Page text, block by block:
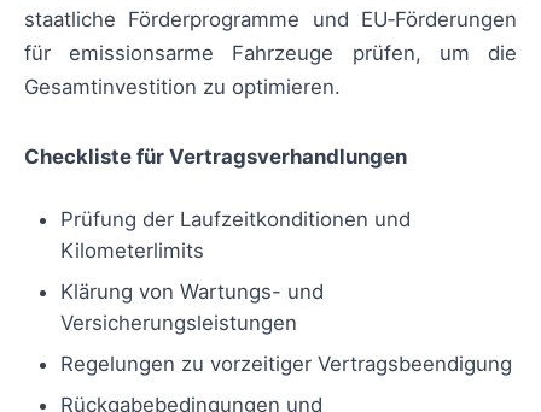
staatliche Förderprogramme und EU‑Förderungen
für emissionsarme Fahrzeuge prüfen, um die
Gesamtinvestition zu optimieren.
Checkliste für Vertragsverhandlungen
Prüfung der Laufzeitkonditionen und
Kilometerlimits
Klärung von Wartungs- und
Versicherungsleistungen
Regelungen zu vorzeitiger Vertragsbeendigung
Rückgabebedingungen und